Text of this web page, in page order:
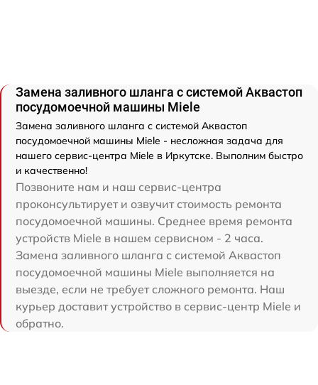
Замена заливного шланга с системой Аквастоп
посудомоечной машины Miele
Замена заливного шланга с системой Аквастоп
посудомоечной машины Miele - несложная задача для
нашего сервис-центра Miele в Иркутске. Выполним быстро
и качественно!
Позвоните нам и наш сервис-центра
проконсультирует и озвучит стоимость ремонта
посудомоечной машины. Среднее время ремонта
устройств Miele в нашем сервисном - 2 часа.
Замена заливного шланга с системой Аквастоп
посудомоечной машины Miele выполняется на
выезде, если не требует сложного ремонта. Наш
курьер доставит устройство в сервис-центр Miele и
обратно.